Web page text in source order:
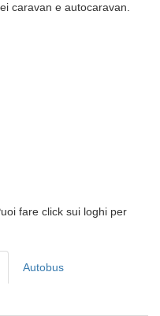
caravan e autocaravan.
fare click sui loghi per
Autobus